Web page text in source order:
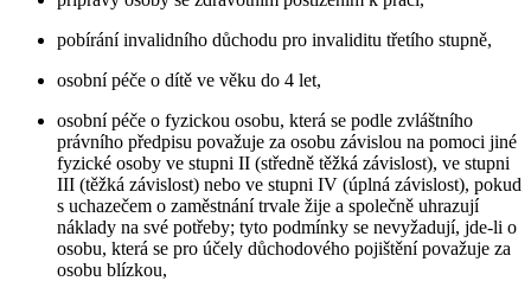
pobírání invalidního důchodu pro invaliditu třetího stupně,
osobní péče o dítě ve věku do 4 let,
osobní péče o fyzickou osobu, která se podle zvláštního
právního předpisu považuje za osobu závislou na pomoci jiné
fyzické osoby ve stupni II (středně těžká závislost), ve stupni
III (těžká závislost) nebo ve stupni IV (úplná závislost), pokud
s uchazečem o zaměstnání trvale žije a společně uhrazují
náklady na své potřeby; tyto podmínky se nevyžadují, jde-li o
osobu, která se pro účely důchodového pojištění považuje za
osobu blízkou,